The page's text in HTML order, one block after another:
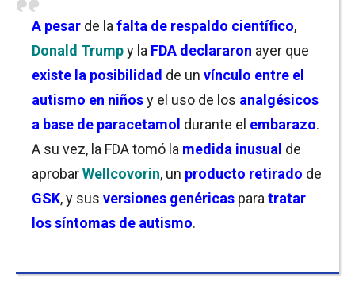
A pesar de la falta de respaldo científico,
Donald Trumpy la FDA declararon ayer que
existe la posibilidad de un vínculo entre el
autismo en niñosy el uso de los analgésicos
a base de paracetamol durante el embarazo.
A su vez, la FDA tomó la medida inusual de
aprobarWellcovorin, un producto retirado de
GSK, y sus versiones genéricas para tratar
los síntomas de autismo.